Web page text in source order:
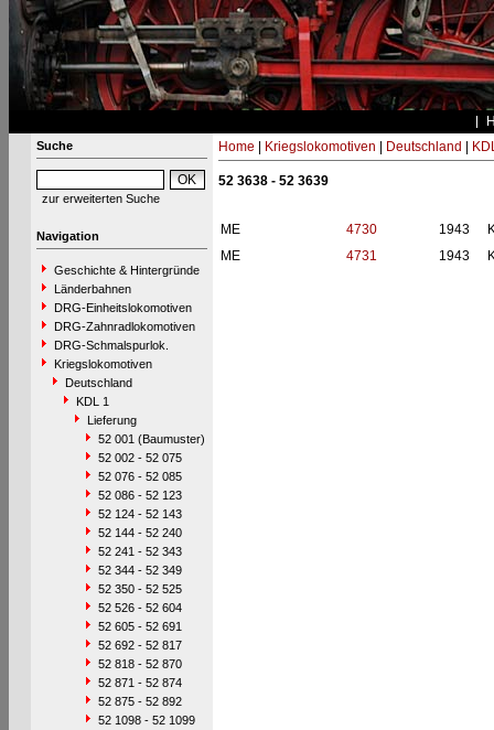
Suche
zur erweiterten Suche
Navigation
Geschichte & Hintergründe
Länderbahnen
DRG-Einheitslokomotiven
DRG-Zahnradlokomotiven
DRG-Schmalspurlok.
Kriegslokomotiven
Deutschland
KDL 1
Lieferung
52 001 (Baumuster)
52 002 - 52 075
52 076 - 52 085
52 086 - 52 123
52 124 - 52 143
52 144 - 52 240
52 241 - 52 343
52 344 - 52 349
52 350 - 52 525
52 526 - 52 604
52 605 - 52 691
52 692 - 52 817
52 818 - 52 870
52 871 - 52 874
52 875 - 52 892
52 1098 - 52 1099
Home Kriegslokomotiven Deutschland
52 3638 - 52 3639
ME 4730 1943
ME
4731 1943